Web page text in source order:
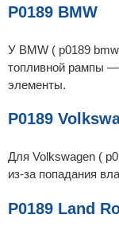
P0189 BMW
У BMW ( p0189
топливной рампы —
элементы.
P0189
Для Volkswagen (
из-за попадания
P0189 Land